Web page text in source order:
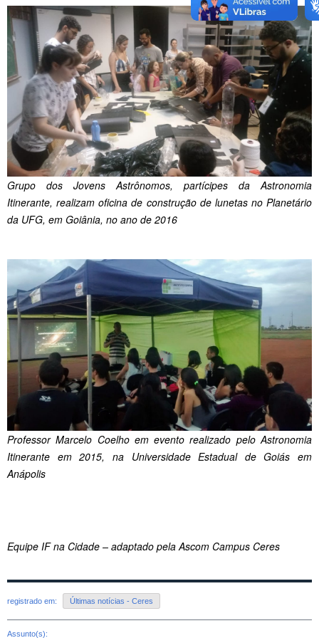
Grupo dos Jovens Astrônomos, partícipes da Astronomia
Itinerante, realizam oficina de construção de lunetas no Planetário
da UFG, em Goiânia, no ano de 2016
Professor Marcelo Coelho em evento realizado pelo Astronomia
Itinerante em 2015, na Universidade Estadual de Goiás em
Anápolis
Equipe IF na Cidade – adaptado pela Ascom Campus Ceres
registrado em: Últimas notícias - Ceres
Assunto(s):